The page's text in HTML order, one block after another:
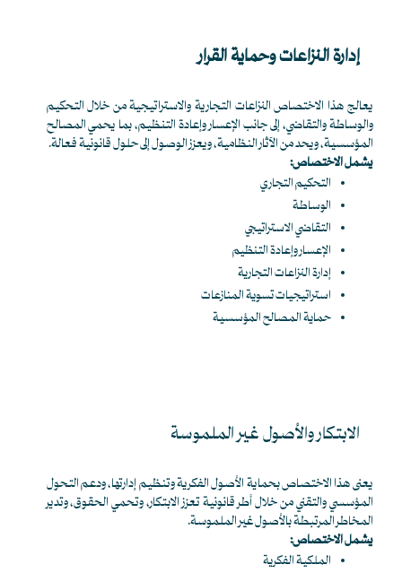
إدارة النزاعات وحماية القرار
يعالج هذا الاختصاص النزاعات التجارية والاستراتيجية من خلال التحكيم
والوساطة والتقاضي، إلى جانب الإعسار وإعادة التنظيم، بما يحمي المصالح
المؤسسية، ويحد من الآثار النظامية، ويعزز الوصول إلى حلول قانونية فعالة.
يشمل الاختصاص:
التحكيم التجاري
الوساطة
التقاضي الاستراتيجي
الإعسار وإعادة التنظيم
إدارة النزاعات التجارية
استراتيجيات تسوية المنازعات
حماية المصالح المؤسسية
الابتكار والأصول غير الملموسة
يعنى هذا الاختصاص بحماية الأصول الفكرية وتنظيم إدارتها، ودعم التحول
المؤسسي والتقني من خلال أطر قانونية تعزز الابتكار، وتحمي الحقوق، وتدير
المخاطر المرتبطة بالأصول غير الملموسة.
يشمل الاختصاص:
الملكية الفكرية